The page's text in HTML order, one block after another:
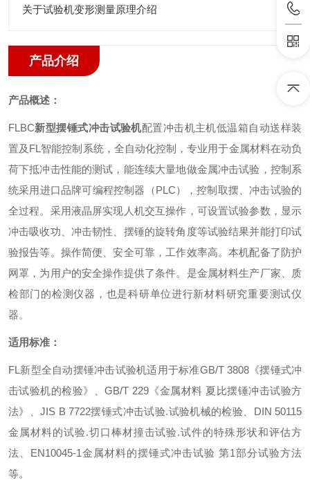
关于试验机变形测量原理介绍
产品介绍
产品概述：
FLBC新型摆锤式冲击试验机配置冲击机主机低温箱自动送样装
置及 FL 智能控制系统，全自动化控制，专业用于金属材料在动负
荷下抵冲击性能的测试，能连续大量地做金属冲击试验，控制系
统采用进口品牌可编程控制器（PLC），控制取摆、冲击试验的
全过程。采用液晶屏实现人机交互操作，可设置试验参数，显示
冲击吸收功、冲击韧性、摆锤的旋转角度等试验结果并能打印试
验报告等。操作简便、安全可靠，工作效率高。本机配备了防护
网罩，为用户的安全操作提供了条件。是金属材料生产厂家、质
检部门的检测仪器，也是科研单位进行新材料研究重要测试仪
器。
适用标准 ：
FL 新型全自动摆锤冲击试验机适用于标准GB/T 3808《摆锤式冲
击试验机的检验》、GB/T 229《金属材料 夏比摆锤冲击试验方
法》、JIS B 7722摆锤式冲击试验.试验机械的检验、 DIN 50115
金属材料的试验.切口棒材撞击试验.试件的特殊形状和评估方
法、 EN10045-1金属材料的摆锤式冲击试验 第1部分试验方法
等。